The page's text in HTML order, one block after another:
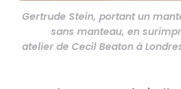
Gertrude Stein, portant un
sans manteau, en
atelier de Cecil Beaton à